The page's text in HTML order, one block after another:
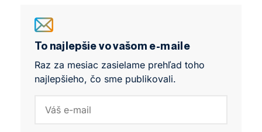
finančné ohodnotenie, vysokú odbornú prestíž
a široké možnosti kariérneho rastu. Zároveň sú
však spojené s náročnými profesijnými skúškami,
a obdobiami intenzívneho pracovného zaťaženia.
To najlepšie vo vašom e-maile
Raz za mesiac zasielame prehľad toho
najlepšieho, čo sme publikovali.